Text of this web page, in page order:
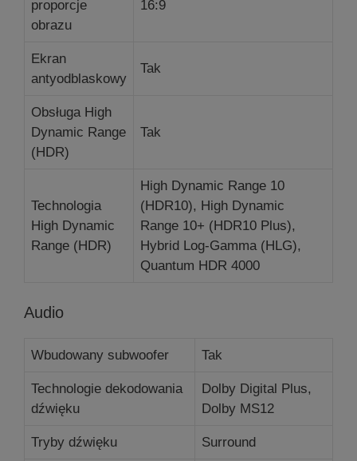
proporcje
obrazu
16:9
Ekran
antyodblaskowy
Tak
Obsługa High
Dynamic Range
(HDR)
Tak
Technologia
High Dynamic
Range (HDR)
High Dynamic Range 10
(HDR10), High Dynamic
Range 10+ (HDR10 Plus),
Hybrid Log-Gamma (HLG),
Quantum HDR 4000
Audio
Wbudowany subwoofer Tak
Technologie dekodowania
dźwięku
Dolby Digital Plus,
Dolby MS12
Tryby dźwięku Surround